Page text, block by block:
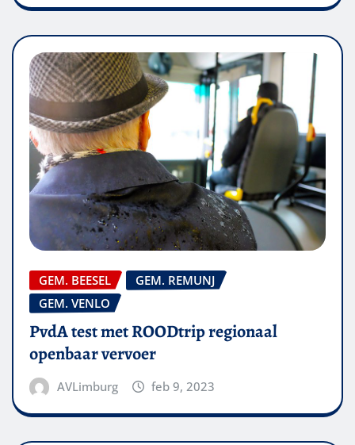
GEM. BEESEL
GEM. REMUNJ
GEM. VENLO
PvdA test met ROODtrip regionaal
openbaar vervoer
AVLimburg feb 9, 2023